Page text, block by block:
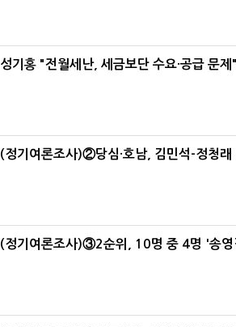
성기홍 "전월세난, 세금보단 수요·공급 문
(정기여론조사)②당심·호남, 김민석-정청
(정기여론조사)③2순위, 10명 중 4명 '송